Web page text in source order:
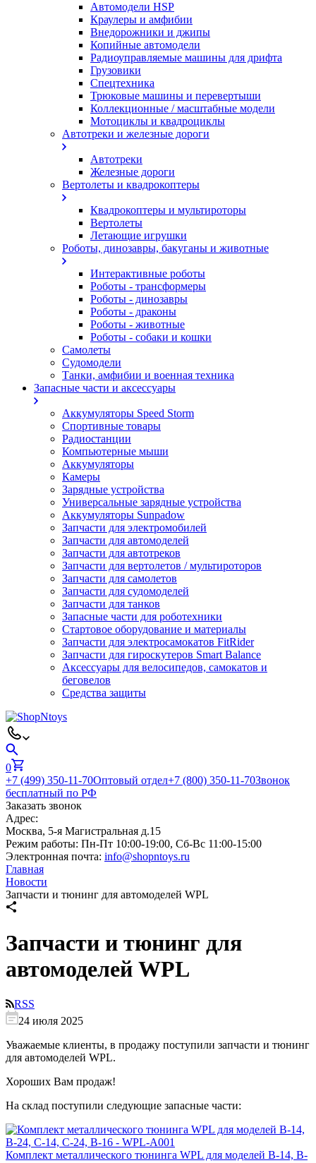
Автомодели HSP
Краулеры и амфибии
Внедорожники и джипы
Копийные автомодели
Радиоуправляемые машины для дрифта
Грузовики
Спецтехника
Трюковые машины и перевертыши
Коллекционные / масштабные модели
Мотоциклы и квадроциклы
Автотреки и железные дороги
Автотреки
Железные дороги
Вертолеты и квадрокоптеры
Квадрокоптеры и мультироторы
Вертолеты
Летающие игрушки
Роботы, динозавры, бакуганы и животные
Интерактивные роботы
Роботы - трансформеры
Роботы - динозавры
Роботы - драконы
Роботы - животные
Роботы - собаки и кошки
Самолеты
Судомодели
Танки, амфибии и военная техника
Запасные части и аксессуары
Аккумуляторы Speed Storm
Спортивные товары
Радиостанции
Компьютерные мыши
Аккумуляторы
Камеры
Зарядные устройства
Универсальные зарядные устройства
Аккумуляторы Sunpadow
Запчасти для электромобилей
Запчасти для автомоделей
Запчасти для автотреков
Запчасти для вертолетов / мультироторов
Запчасти для самолетов
Запчасти для судомоделей
Запчасти для танков
Запасные части для роботехники
Стартовое оборудование и материалы
Запчасти для электросамокатов FitRider
Запчасти для гироскутеров Smart Balance
Аксессуары для велосипедов, самокатов и
беговелов
Средства защиты
0
+7 (499) 350-11-70Оптовый отдел+7 (800) 350-11-70Звонок
бесплатный по РФ
Заказать звонок
Адрес:
Москва, 5-я Магистральная д.15
Режим работы: Пн-Пт 10:00-19:00, Сб-Вс 11:00-15:00
Электронная почта: info@shopntoys.ru
Главная
Новости
Запчасти и тюнинг для автомоделей WPL
Запчасти и тюнинг для
автомоделей WPL
RSS
24 июля 2025
Уважаемые клиенты, в продажу поступили запчасти и тюнинг
для автомоделей WPL.
Хороших Вам продаж!
На склад поступили следующие запасные части:
Комплект металлического тюнинга WPL для моделей B-14, B-